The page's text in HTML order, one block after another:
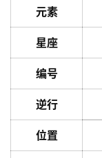
元素
星座
编号
逆行
位置